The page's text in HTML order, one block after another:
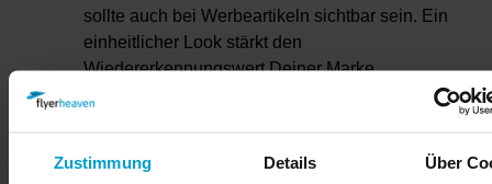
Zustimmung Details Über
sollte auch bei Werbeartikeln sichtbar sein. Ein
einheitlicher Look stärkt den
Wiedererkennungswert Deiner Marke.
auszuwählen!